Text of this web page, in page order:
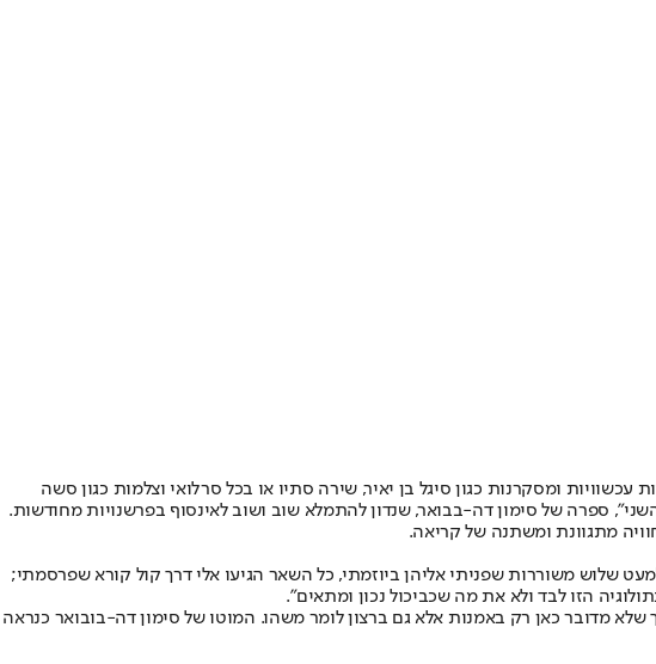
ומסקרנות כגון סיגל בן יאיר, שירה סתיו או בכל סרלואי וצלמות כגון סשה
ספרה של סימון דה-בבואר, שנדון להתמלא שוב ושוב לאינסוף בפרשנויות מחודשות.
מתגוונת ומשתנה של קריאה.
שלוש משוררות שפניתי אליהן ביוזמתי, כל השאר הגיעו אלי דרך קול קורא שפרסמתי;
הזו לבד ולא את מה שכביכול נכון ומתאים".
מדובר כאן רק באמנות אלא גם ברצון לומר משהו. המוטו של סימון דה-בובואר כנראה